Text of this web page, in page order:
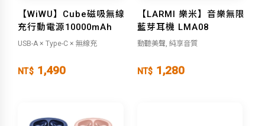
【WiWU】Cube磁吸無線
充行動電源10000mAh
USB-A × Type-C × 無線充
NT$ 1,490
【LARMI 樂米】音樂無限
藍芽耳機 LMA08
動聽美聲, 純享音質
NT$ 1,280